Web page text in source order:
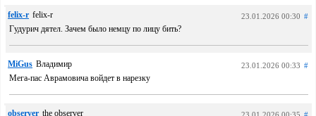
felix-r felix-r 23.01.2026 00:30 #
Гудурич дятел. Зачем было немцу по лицу бить?
MiGus Владимир 23.01.2026 00:33 #
Мега-пас Аврамовича войдет в нарезку
observer the observer 23.01.2026 00:35 #